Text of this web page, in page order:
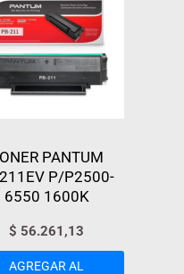
PANTUM
P/P2500-
6550 1600K
$ 56.261,13
AGREGAR AL